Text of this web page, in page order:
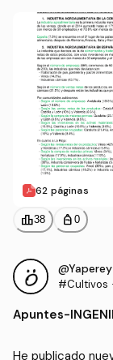
62 páginas
leaderboard38 personal_bag 0
@Yaperey
#Cultivos ·
Apuntes-
He publicado